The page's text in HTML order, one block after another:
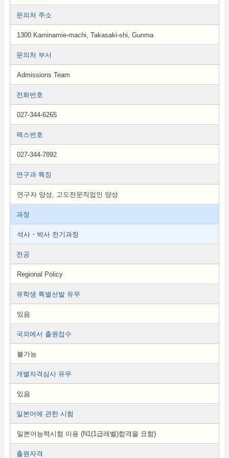
문의처 주소
1300 Kaminamie-machi, Takasaki-shi, Gunma
문의처 부서
Admissions Team
전화번호
027-344-6265
팩스번호
027-344-7892
연구과 특징
연구자 양성, 고도전문직업인 양성
과정
석사・박사 전기과정
전공
Regional Policy
유학생 특별선발 유무
있음
국외에서 출원접수
불가능
개별자격심사 유무
있음
일본어에 관한 시험
일본어능력시험 이용 (N1(1급레벨)합격을 요함)
출원자격